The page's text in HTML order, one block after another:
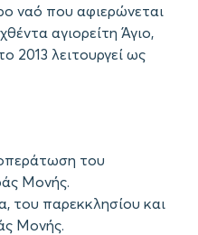
ναό που αφιερώνεται
αγιορείτη Άγιο,
2013 λειτουργεί ως
του
Μονής.
του παρεκκλησίου και
Μονής.